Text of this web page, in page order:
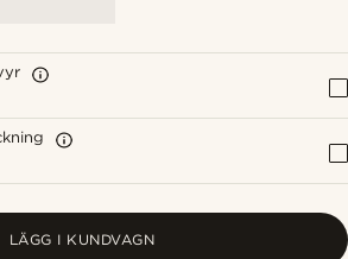
LÄGG I KUNDVAGN